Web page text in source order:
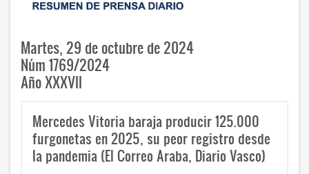
Martes, 29 de octubre de 2024
Núm 1769/2024
Año XXXVII
Mercedes Vitoria baraja producir 125.000
furgonetas en 2025, su peor registro desde
la pandemia (El Correo Araba, Diario Vasco)